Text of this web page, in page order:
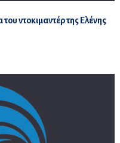
ντοκιμαντέρ της Ελένης